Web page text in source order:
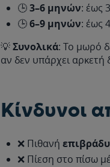
🕒3–6 μηνών: έως
🕒6–9 μηνών: έως
💡Συνολικά: Το μωρό
αν δεν υπάρχει
Κίνδυνοι
❌ Πιθανή
❌ Πίεση στο πίσω